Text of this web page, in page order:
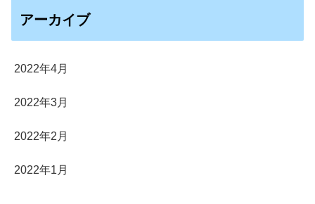
アーカイブ
2022年4月
2022年3月
2022年2月
2022年1月